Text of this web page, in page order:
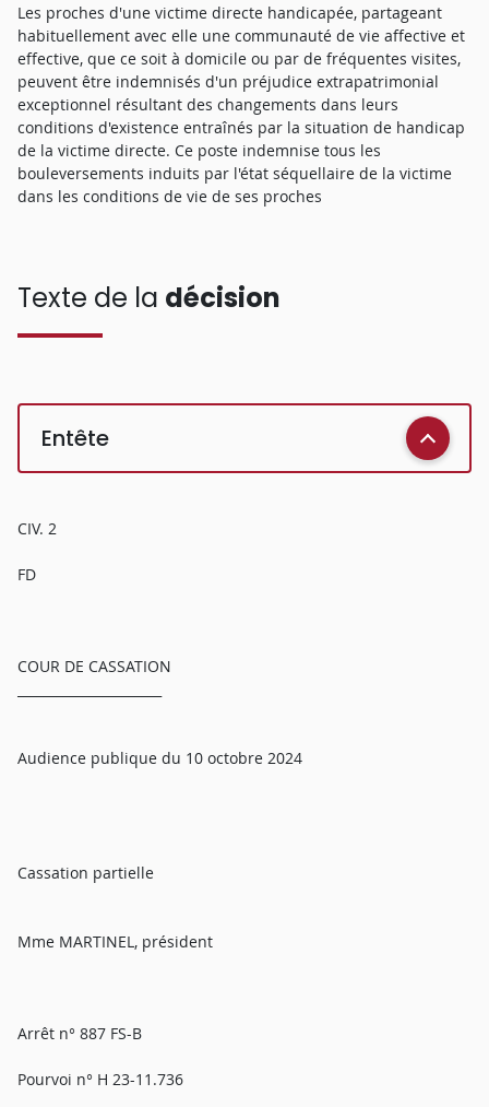
Les proches d'une victime directe handicapée, partageant
habituellement avec elle une communauté de vie affective et
effective, que ce soit à domicile ou par de fréquentes visites,
peuvent être indemnisés d'un préjudice extrapatrimonial
exceptionnel résultant des changements dans leurs
conditions d'existence entraînés par la situation de handicap
de la victime directe. Ce poste indemnise tous les
bouleversements induits par l'état séquellaire de la victime
dans les conditions de vie de ses proches
Texte de la décision
Entête
CIV. 2
FD
COUR DE CASSATION
Audience publique du 10 octobre 2024
Cassation partielle
Mme MARTINEL, président
Arrêt n° 887 FS-B
Pourvoi n° H 23-11.736